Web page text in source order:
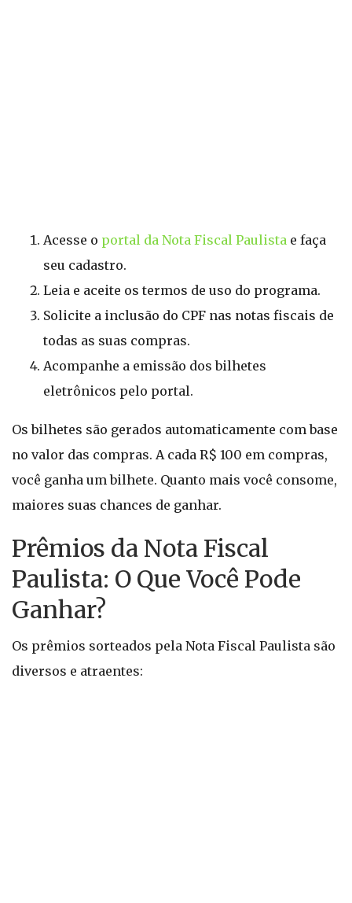
Acesse o portal da Nota Fiscal Paulista e faça
seu cadastro.
Leia e aceite os termos de uso do programa.
Solicite a inclusão do CPF nas notas fiscais de
todas as suas compras.
Acompanhe a emissão dos bilhetes
eletrônicos pelo portal.
Os bilhetes são gerados automaticamente com base
no valor das compras. A cada R$ 100 em compras,
você ganha um bilhete. Quanto mais você consome,
maiores suas chances de ganhar.
Prêmios da Nota Fiscal
Paulista: O Que Você Pode
Ganhar?
Os prêmios sorteados pela Nota Fiscal Paulista são
diversos e atraentes: